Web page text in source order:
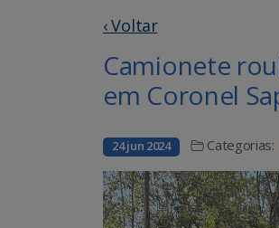
‹ Voltar
Camionete
em Coronel
24 jun 2024 Categorias: